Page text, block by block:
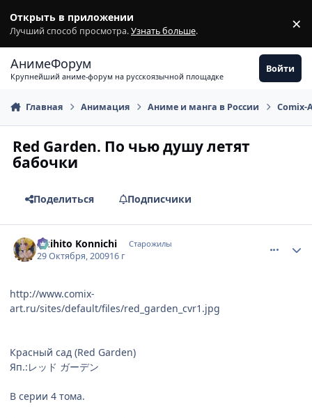
Открыть в приложении
Лучший способ просмотра.Узнать больше. ×
АнимеФорум
Крупнейший аниме-форум на русскоязычной площадке
Войти
Главная Анимация Аниме и манга в России Comix-
Red Garden. По чью душу летят
бабочки
Поделиться Подписчики
Akihito Konnichi Старожилы
29 Октября, 200916 г
http://www.comix-
art.ru/sites/default/files/red_garden_cvr1.jpg
Красный сад (Red Garden)
Яп.:レッド ガーデン
В серии 4 тома.